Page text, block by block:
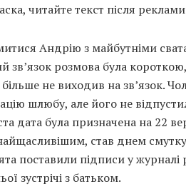
читайте текст після реклами
Андрію з майбутніми
зв’язок розмова була
більше не виходив на зв’язок.
шлюбу, але його не
дата була призначена на 22
став днем смутку
поставили підписи у журналі
зустрічі з батьком.